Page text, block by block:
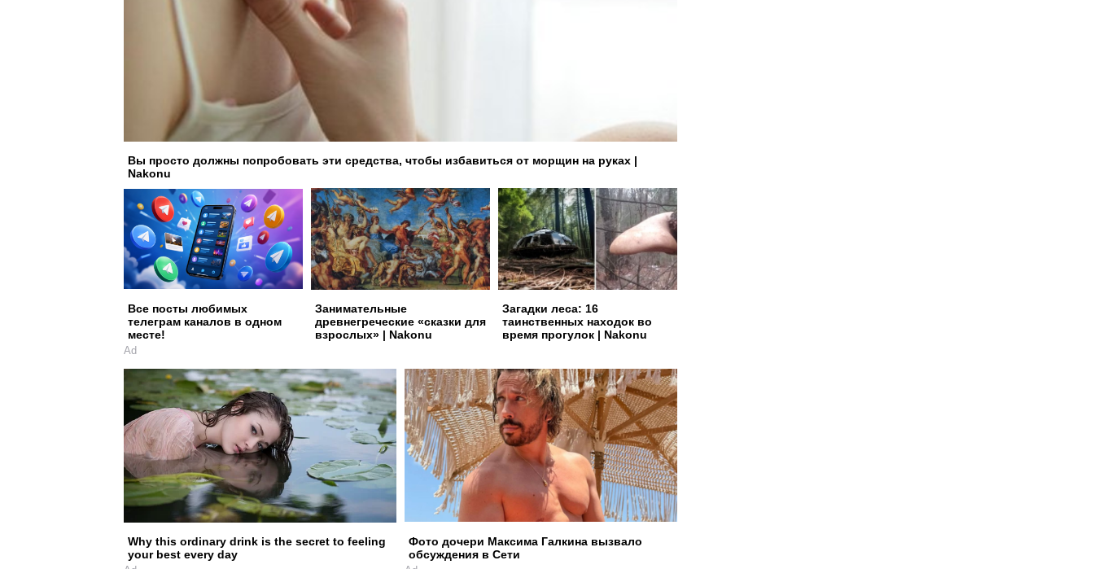
Вы просто должны попробовать эти средства, чтобы избавиться от морщин на руках |
Nakonu
Все посты любимых
телеграм каналов в одном
месте!
Ad
Занимательные
древнегреческие «сказки для
взрослых» | Nakonu
Загадки леса: 16
таинственных находок во
время прогулок | Nakonu
Why this ordinary drink is the secret to feeling
your best every day
Фото дочери Максима Галкина вызвало
обсуждения в Сети